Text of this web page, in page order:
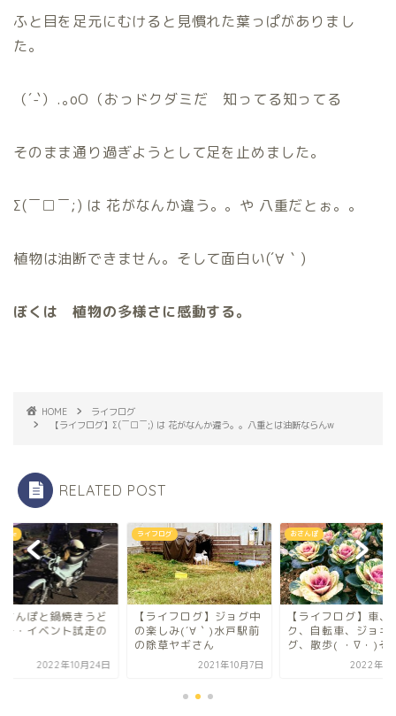
ふと目を足元にむけると見慣れた葉っぱがありまし
た。
（´-`）.｡oO（おっドクダミだ 知ってる知ってる
そのまま通り過ぎようとして足を止めました。
Σ(￣□￣;) は 花がなんか違う。。や 八重だとぉ。。
植物は油断できません。そして面白い(´∀｀)
ぼくは 植物の多様さに感動する。
HOME
ライフログ
【ライフログ】Σ(￣□￣;) は 花がなんか違う。。八重とは油断ならんw
RELATED POST
Bike
さんぽと鍋焼きうど
ー・イベント試走の
2022年10月24日
ライフログ
【ライフログ】ジョグ中
の楽しみ(´∀｀)水戸駅前
の除草ヤギさん
2021年10月7日
おさんぽ
【ライフログ】車、
ク、自転車、ジョギ
グ、散歩( ・∇・)そ
2022年1